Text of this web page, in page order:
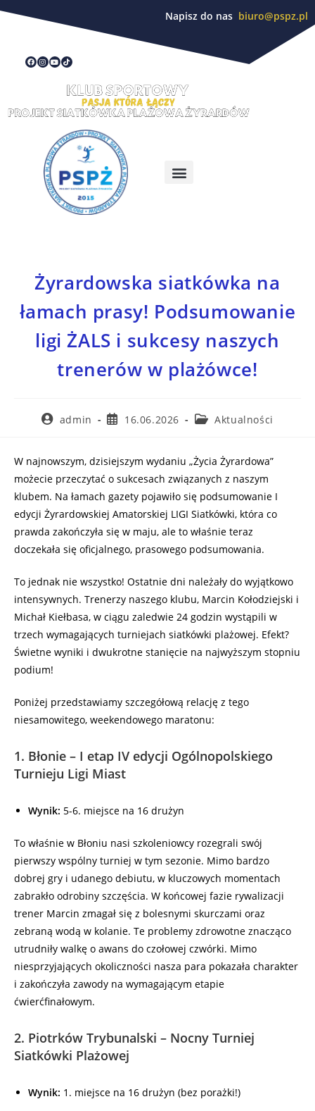
Napisz do nas biuro@pspz.pl
Żyrardowska siatkówka na
łamach prasy! Podsumowanie
ligi ŻALS i sukcesy naszych
trenerów w plażówce!
admin 16.06.2026 Aktualności
W najnowszym, dzisiejszym wydaniu „Życia Żyrardowa”
możecie przeczytać o sukcesach związanych z naszym
klubem. Na łamach gazety pojawiło się podsumowanie I
edycji Żyrardowskiej Amatorskiej LIGI Siatkówki, która co
prawda zakończyła się w maju, ale to właśnie teraz
doczekała się oficjalnego, prasowego podsumowania.
To jednak nie wszystko! Ostatnie dni należały do wyjątkowo
intensywnych. Trenerzy naszego klubu, Marcin Kołodziejski i
Michał Kiełbasa, w ciągu zaledwie 24 godzin wystąpili w
trzech wymagających turniejach siatkówki plażowej. Efekt?
Świetne wyniki i dwukrotne stanięcie na najwyższym stopniu
podium!
Poniżej przedstawiamy szczegółową relację z tego
niesamowitego, weekendowego maratonu:
1. Błonie – I etap IV edycji Ogólnopolskiego
Turnieju Ligi Miast
Wynik: 5-6. miejsce na 16 drużyn
To właśnie w Błoniu nasi szkoleniowcy rozegrali swój
pierwszy wspólny turniej w tym sezonie. Mimo bardzo
dobrej gry i udanego debiutu, w kluczowych momentach
zabrakło odrobiny szczęścia. W końcowej fazie rywalizacji
trener Marcin zmagał się z bolesnymi skurczami oraz
zebraną wodą w kolanie. Te problemy zdrowotne znacząco
utrudniły walkę o awans do czołowej czwórki. Mimo
niesprzyjających okoliczności nasza para pokazała charakter
i zakończyła zawody na wymagającym etapie
ćwierćfinałowym.
2. Piotrków Trybunalski – Nocny Turniej
Siatkówki Plażowej
Wynik: 1. miejsce na 16 drużyn (bez porażki!)